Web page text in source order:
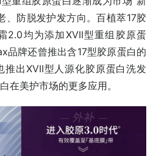
、防脱发护发方向。百植萃17胶
2.0均为添加XVII型重组胶原蛋
品牌还曾推出含17型胶原蛋白的
推出XVII型人源化胶原蛋白洗发
在美护市场的更多应用。